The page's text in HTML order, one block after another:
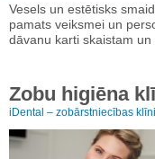
Vesels un estētisks
pamats veiksmei un
dāvanu karti skaistam
Zobu higiēna
iDental – zobārstniecības